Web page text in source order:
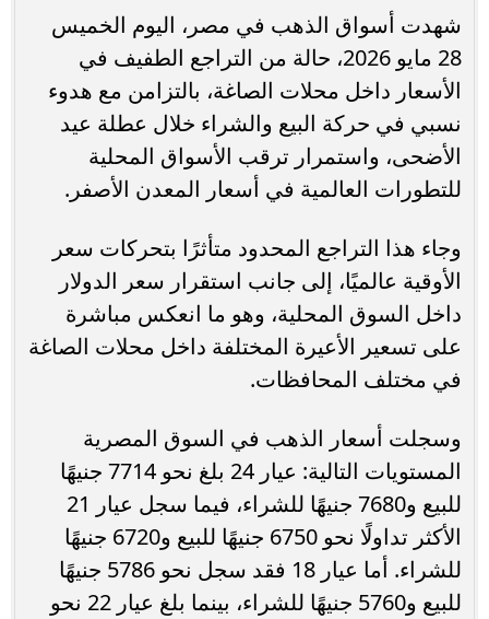
شهدت أسواق الذهب في مصر، اليوم الخميس
28 مايو 2026، حالة من التراجع الطفيف في
الأسعار داخل محلات الصاغة، بالتزامن مع هدوء
نسبي في حركة البيع والشراء خلال عطلة عيد
الأضحى، واستمرار ترقب الأسواق المحلية
للتطورات العالمية في أسعار المعدن الأصفر.
وجاء هذا التراجع المحدود متأثرًا بتحركات سعر
الأوقية عالميًا، إلى جانب استقرار سعر الدولار
داخل السوق المحلية، وهو ما انعكس مباشرة
على تسعير الأعيرة المختلفة داخل محلات الصاغة
في مختلف المحافظات.
وسجلت أسعار الذهب في السوق المصرية
المستويات التالية: عيار 24 بلغ نحو 7714 جنيهًا
للبيع و7680 جنيهًا للشراء، فيما سجل عيار 21
الأكثر تداولًا نحو 6750 جنيهًا للبيع و6720 جنيهًا
للشراء. أما عيار 18 فقد سجل نحو 5786 جنيهًا
للبيع و5760 جنيهًا للشراء، بينما بلغ عيار 22 نحو